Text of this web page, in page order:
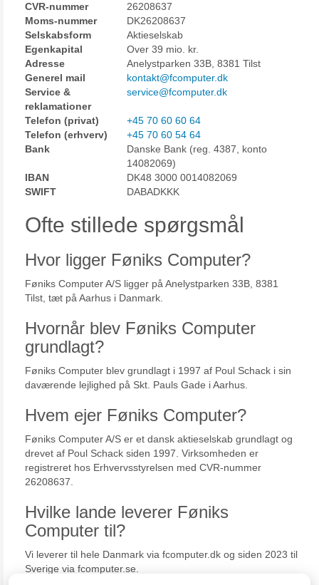
CVR-nummer
26208637
Moms-nummer
DK26208637
Selskabsform
Aktieselskab
Egenkapital
Over 39 mio. kr.
Adresse
Anelystparken 33B, 8381 Tilst
Generel mail
kontakt@fcomputer.dk
Service &
reklamationer
service@fcomputer.dk
Telefon (privat)
+45 70 60 60 64
Telefon (erhverv)
+45 70 60 54 64
Bank
Danske Bank (reg. 4387, konto
14082069)
IBAN
DK48 3000 0014082069
SWIFT
DABADKKK
Ofte stillede spørgsmål
Hvor ligger Føniks Computer?
Føniks Computer A/S ligger på Anelystparken 33B, 8381
Tilst, tæt på Aarhus i Danmark.
Hvornår blev Føniks Computer
grundlagt?
Føniks Computer blev grundlagt i 1997 af Poul Schack i sin
daværende lejlighed på Skt. Pauls Gade i Aarhus.
Hvem ejer Føniks Computer?
Føniks Computer A/S er et dansk aktieselskab grundlagt og
drevet af Poul Schack siden 1997. Virksomheden er
registreret hos Erhvervsstyrelsen med CVR-nummer
26208637.
Hvilke lande leverer Føniks
Computer til?
Vi leverer til hele Danmark via fcomputer.dk og siden 2023 til
Sverige via fcomputer.se.